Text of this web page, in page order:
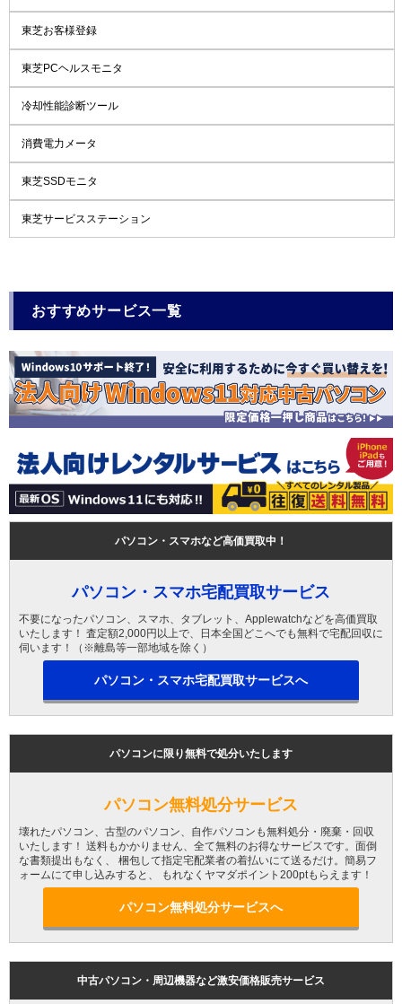
東芝お客様登録
東芝PCヘルスモニタ
冷却性能診断ツール
消費電力メータ
東芝SSDモニタ
東芝サービスステーション
おすすめサービス一覧
パソコン・スマホなど高価買取中！
パソコン・スマホ宅配買取サービス
不要になったパソコン、スマホ、タブレット、Applewatchなどを高価買取
いたします！ 査定額2,000円以上で、日本全国どこへでも無料で宅配回収に
伺います！（※離島等一部地域を除く）
パソコン・スマホ宅配買取サービスへ
パソコンに限り無料で処分いたします
パソコン無料処分サービス
壊れたパソコン、古型のパソコン、自作パソコンも無料処分・廃棄・回収
いたします！ 送料もかかりません、全て無料のお得なサービスです。面倒
な書類提出もなく、 梱包して指定宅配業者の着払いにて送るだけ。簡易フ
ォームにて申し込みすると、 もれなくヤマダポイント200ptもらえます！
パソコン無料処分サービスへ
中古パソコン・周辺機器など激安価格販売サービス